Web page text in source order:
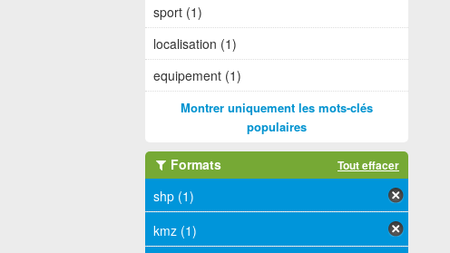
sport (1)
localisation (1)
equipement (1)
Montrer uniquement les mots-clés
populaires
Formats Tout effacer
shp (1)
kmz (1)